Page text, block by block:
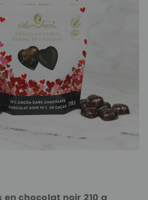
en chocolat noir 210 g